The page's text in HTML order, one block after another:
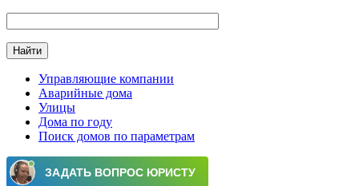
Главное меню
Управляющие компании
Аварийные дома
Улицы
Дома по году
Поиск домов по параметрам